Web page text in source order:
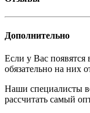
Дополнительно
Если у Вас
обязательно на них
Наши специалисты
рассчитать самый